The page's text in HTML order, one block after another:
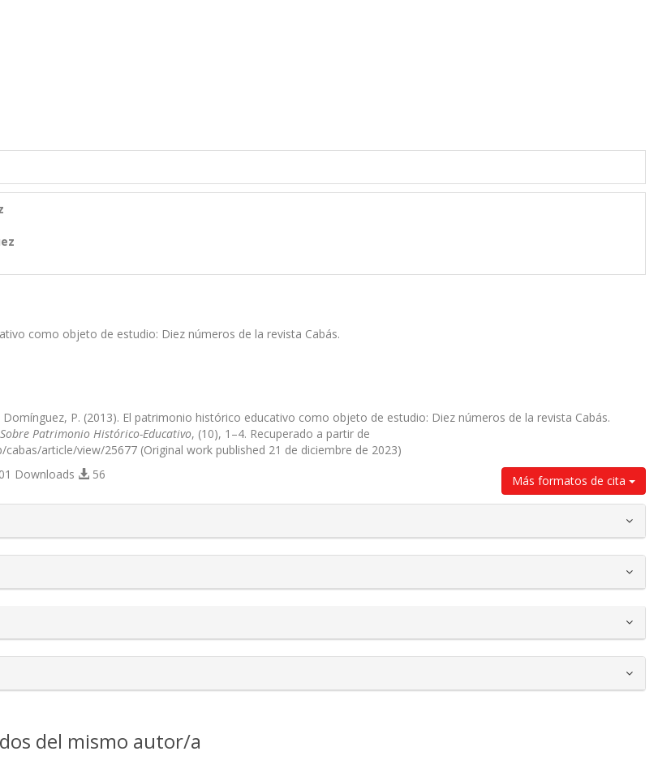
como objeto de estudio: Diez números de la revista Cabás.
Domínguez, P. (2013). El patrimonio histórico educativo como objeto de estudio: Diez números de la revista Cabás.
Patrimonio Histórico-Educativo, (10), 1–4. Recuperado a partir de
cabas/article/view/25677 (Original work published 21 de diciembre de 2023)
Más formatos de cita
Downloads 56
del mismo autor/a